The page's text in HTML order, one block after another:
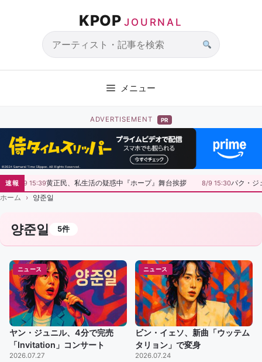
KPOP JOURNAL
サ
メニュー
ADVERTISEMENT PR
速報8/9 15:39黄正民、私生活の疑惑中『ホープ』舞台挨拶 8/9 15:30パク・ジ
ホーム
양준일
양준일 5件
ニュース
ヤン・ジュニル、4分で完売
「Invitation」コンサート
2026.07.27
ニュース
ビン・イェソ、新曲「ウッテム
タリョン」で変身
2026.07.24